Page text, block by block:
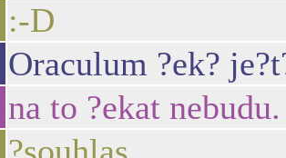
:-D
Oraculum ?ek?
na to ?ekat